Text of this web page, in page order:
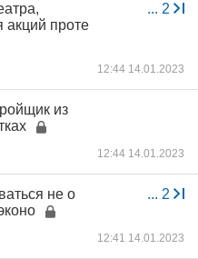
... 2
акций проте
12:44 14.01.2023
из
12:44 14.01.2023
... 2
не о
12:41 14.01.2023